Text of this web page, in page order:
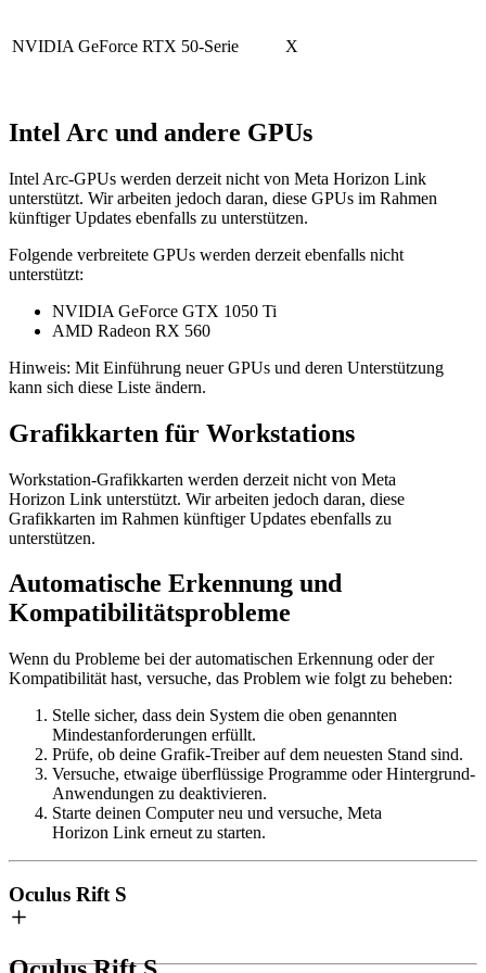
NVIDIA GeForce RTX 50-Serie X
Intel Arc und andere GPUs
Intel Arc-GPUs werden derzeit nicht von Meta Horizon Link
unterstützt. Wir arbeiten jedoch daran, diese GPUs im Rahmen
künftiger Updates ebenfalls zu unterstützen.
Folgende verbreitete GPUs werden derzeit ebenfalls nicht
unterstützt:
NVIDIA GeForce GTX 1050 Ti
AMD Radeon RX 560
Hinweis: Mit Einführung neuer GPUs und deren Unterstützung
kann sich diese Liste ändern.
Grafikkarten für Workstations
Workstation-Grafikkarten werden derzeit nicht von Meta
Horizon Link unterstützt. Wir arbeiten jedoch daran, diese
Grafikkarten im Rahmen künftiger Updates ebenfalls zu
unterstützen.
Automatische Erkennung und
Kompatibilitätsprobleme
Wenn du Probleme bei der automatischen Erkennung oder der
Kompatibilität hast, versuche, das Problem wie folgt zu beheben:
Stelle sicher, dass dein System die oben genannten
Mindestanforderungen erfüllt.
Prüfe, ob deine Grafik-Treiber auf dem neuesten Stand sind.
Versuche, etwaige überflüssige Programme oder Hintergrund-
Anwendungen zu deaktivieren.
Starte deinen Computer neu und versuche, Meta
Horizon Link erneut zu starten.
Oculus Rift S